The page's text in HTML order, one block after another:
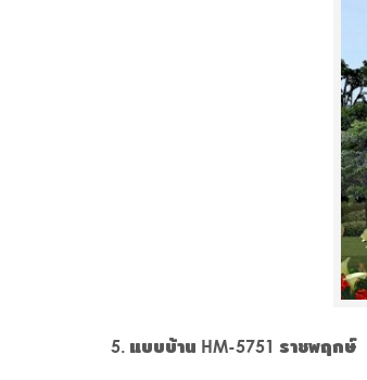
แบบบ้าน HM-5751 ราชพฤกษ์